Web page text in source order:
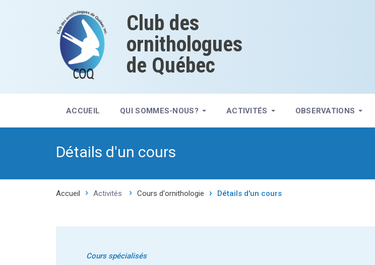
Club des
ornithologues
de Québec
ACCUEIL QUI SOMMES-NOUS? ACTIVITÉS OBSERVATIONS
Détails d'un cours
Accueil Activités Cours d'ornithologie Détails d'un cours
Cours spécialisés